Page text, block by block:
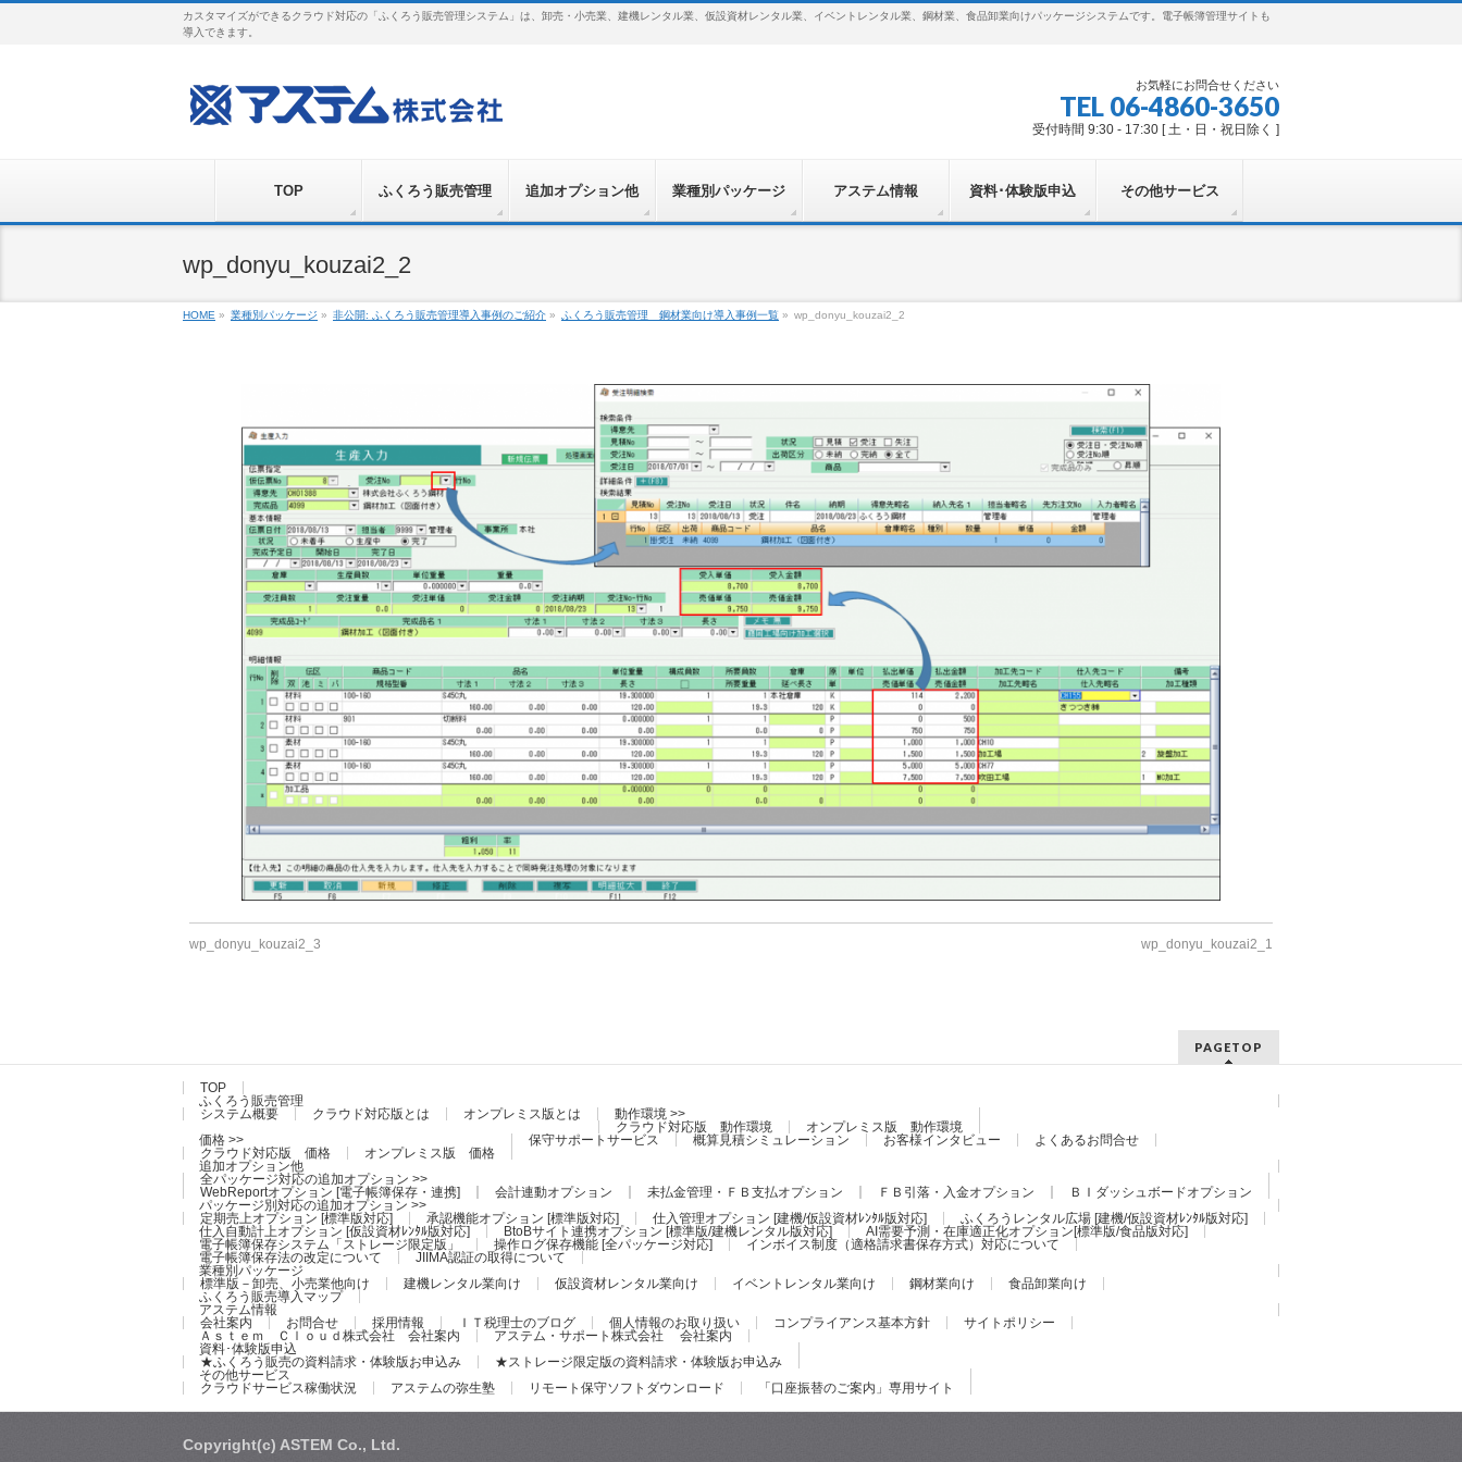
カスタマイズができるクラウド対応の「ふくろう販売管理システム」は、卸売・小売業、建機レンタル業、仮設資材レンタル業、イベントレンタル業、鋼材業、食品卸業向けパッケージシステムです。電子帳簿管理サイトも
導入できます。
お気軽にお問合せください
TEL 06-4860-3650
受付時間 9:30 - 17:30 [ 土・日・祝日除く ]
TOP ふくろう販売管理 追加オプション他 業種別パッケージ アステム情報 資料･体験版申込 その他サービス
wp_donyu_kouzai2_2
HOME » 業種別パッケージ » 非公開: ふくろう販売管理導入事例のご紹介 » ふくろう販売管理 鋼材業向け導入事例一覧 » wp_donyu_kouzai2_2
wp_donyu_kouzai2_3 wp_donyu_kouzai2_1
PAGETOP
TOP
ふくろう販売管理
システム概要
クラウド対応版とは オンプレミス版とは
動作環境 >>
クラウド対応版 動作環境
オンプレミス版 動作環境
価格 >>
クラウド対応版 価格
オンプレミス版 価格
保守サポートサービス 概算見積シミュレーション お客様インタビュー
よくあるお問合せ
追加オプション他
全パッケージ対応の追加オプション >>
WebReportオプション [電子帳簿保存・連携]
会計連動オプション 未払金管理・ＦＢ支払オプション ＦＢ引落・入金オプション
ＢＩダッシュボードオプション
パッケージ別対応の追加オプション >>
定期売上オプション [標準版対応]
承認機能オプション [標準版対応] 仕入管理オプション [建機/仮設資材ﾚﾝﾀﾙ版対応]
ふくろうレンタル広場 [建機/仮設資材ﾚﾝﾀﾙ版対応]
仕入自動計上オプション [仮設資材ﾚﾝﾀﾙ版対応]
BtoBサイト連携オプション [標準版/建機レンタル版対応]
AI需要予測・在庫適正化オプション[標準版/食品版対応]
電子帳簿保存システム「ストレージ限定版」
操作ログ保存機能 [全パッケージ対応]
インボイス制度（適格請求書保存方式）対応について
電子帳簿保存法の改定について
JIIMA認証の取得について
業種別パッケージ
標準版－卸売、小売業他向け
建機レンタル業向け 仮設資材レンタル業向け イベントレンタル業向け 鋼材業向け
食品卸業向け
ふくろう販売導入マップ
アステム情報
会社案内
お問合せ 採用情報 ＩＴ税理士のブログ 個人情報のお取り扱い コンプライアンス基本方針
サイトポリシー
Ａｓｔｅｍ Ｃｌｏｕｄ株式会社 会社案内
アステム・サポート株式会社 会社案内
資料･体験版申込
★ふくろう販売の資料請求・体験版お申込み
★ストレージ限定版の資料請求・体験版お申込み
その他サービス
クラウドサービス稼働状況
アステムの弥生塾 リモート保守ソフトダウンロード 「口座振替のご案内」専用サイト
Copyright(c) ASTEM Co., Ltd.